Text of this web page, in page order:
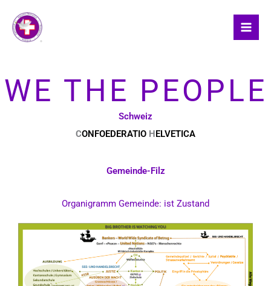
content
WE THE PEOPLE
Schweiz
CONFOEDERATIO HELVETICA
Gemeinde-Filz
Organigramm Gemeinde: ist Zustand